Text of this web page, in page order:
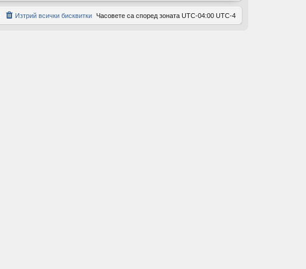
ов
Часовете са според зоната UTC-04:00 UTC-4
Изтрий всички бисквитки